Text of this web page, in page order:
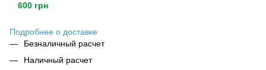
600 грн
Подробнее о доставке
Безналичный расчет
Наличный расчет